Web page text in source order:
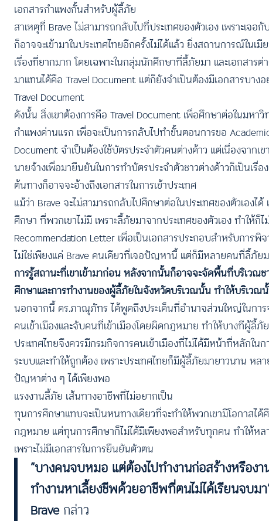
เอกสารกำแพงกั้นสำหรับผู้ลี้ภัย
สาเหตุที่ Brave ไม่สามารถกลับไปที่ประเทศของตัวเอง เพราะเจ
ก็อาจจะเข้ามาในประเทศไทยอีกครั้งไม่ได้แล้ว ยิ่งสถานการณ์ใ
เรื่องที่ยากมาก โดยเฉพาะในกลุ่มนักศึกษาที่ลี้ภัยมา และเอกสา
มาแทนได้คือ Travel Document แต่ก็ยังจำเป็นต้องมีเอกสารบาง
Travel Document
ดังน้้น สิ่งเขาต้องการคือ Travel Document เพื่อศึกษาต่อในมหา
กำแพงด่านแรก เพื่อจะเป็นการกลับไปทำขั้นตอนการขอ
Document จำเป็นต้องใช้บัตรประจำตัวคนต่างด้าว แต่เนื่องจากเข
นายจ้างเพื่อมายืนยันในการทำบัตรประจำตัวชาวต่างด้าวก็เป็นเรื่
ต้นทางก็อาจจะอ้างถึงเอกสารในการเข้าประเทศ
แม้ว่า Brave จะไม่สามารถกลับไปศึกษาต่อในประเทศของตัวเอง
ศึกษา ที่พวกเขาไม่มี เพราะลี้ภัยมาจากประเทศของตัวเอง ทำให้
Recommendation Letter เพื่อเป็นเอกสารประกอบสำหรับการ
ไม่ใช่เพียงแค่ Brave คนเดียวที่เจอปัญหานี้ แต่ก็มีหลายคนที่ลี้ภั
การรู้สถานะที่เขาเข้ามาก่อน หลังจากนั้นก็อาจจะจัดพื้นที่บริเว
ศึกษาและการทำงานของผู้ลี้ภัยในจังหวัดบริเวณนั้น ทำให้บริเวณ
นอกจากนี้ ดร.ภาณุภัทร ได้พูดถึงประเด็นที่อำนาจส่วนใหญ่ในกา
คนเข้าเมืองและจับคนที่เข้าเมืองโดยผิดกฎหมาย ทำให้บางทีผู้
ประเทศไทยจึงควรมีกรมกิจการคนเข้าเมืองที่ไม่ได้มีหน้าที่หลัก
ระบบและทำให้ถูกต้อง เพราะประเทศไทยก็มีผู้ลี้ภัยมายาวนาน ห
ปัญหาต่าง ๆ ได้เพียงพอ
แรงงานลี้ภัย เส้นทางอาชีพที่ไม่อยากเป็น
ทุนการศึกษาแทบจะเป็นหนทางเดียวที่จะทำให้พวกเขามีโอกาสไ
กฎหมาย แต่ทุนการศึกษาก็ไม่ได้มีเพียงพอสำหรับทุกคน ทำให้หล
เพราะไม่มีเอกสารในการยืนยันตัวตน
“บางคนจบหมอ แต่ต้องไปทำงานก่อสร้างหรือง
ทำงานหาเลี้ยงชีพด้วยอาชีพที่ตนไม่ได้เรียนจบมา
Brave กล่าว